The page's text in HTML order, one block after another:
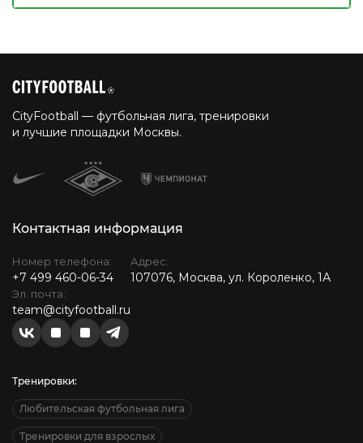
CityFootball — футбольная лига, тренировки
и лучшие площадки Москвы.
Контактная информация
Номер телефона:
+7 499 460-06-34
Эл. почта:
team@cityfootball.ru
Адрес:
107076, Москва, ул. Короленко, 1А
Тренировки:
Любительская футбольная лига
Тренировки для взрослых